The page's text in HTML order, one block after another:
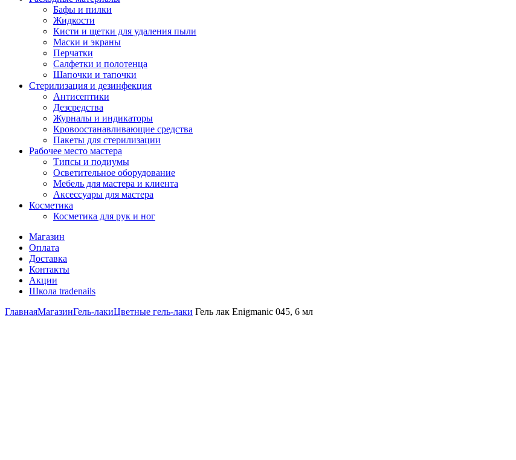
Бафы и пилки
Жидкости
Кисти и щетки для удаления пыли
Маски и экраны
Перчатки
Салфетки и полотенца
Шапочки и тапочки
Стерилизация и дезинфекция
Антисептики
Дезсредства
Журналы и индикаторы
Кровоостанавливающие средства
Пакеты для стерилизации
Рабочее место мастера
Типсы и подиумы
Осветительное оборудование
Мебель для мастера и клиента
Аксессуары для мастера
Косметика
Косметика для рук и ног
Магазин
Оплата
Доставка
Контакты
Акции
Школа tradenails
ГлавнаяМагазинГель-лакиЦветные гель-лаки Гель лак Enigmanic 045, 6 мл